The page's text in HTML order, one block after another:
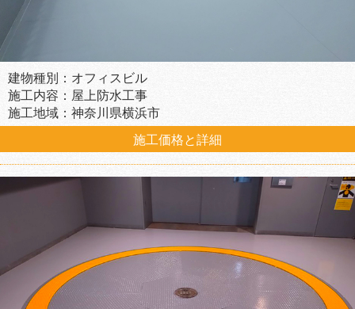
建物種別：オフィスビル
施工内容：屋上防水工事
施工地域：神奈川県横浜市
施工価格と詳細